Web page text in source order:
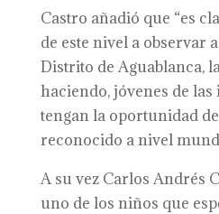
Castro añadió que “es
de este nivel a observar
Distrito de Aguablanca,
haciendo, jóvenes de
tengan la oportunidad
reconocido a nivel
A su vez Carlos Andrés
uno de los niños que